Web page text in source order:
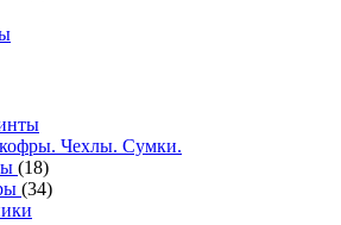
Чехлы. Сумки.
(18)
(34)